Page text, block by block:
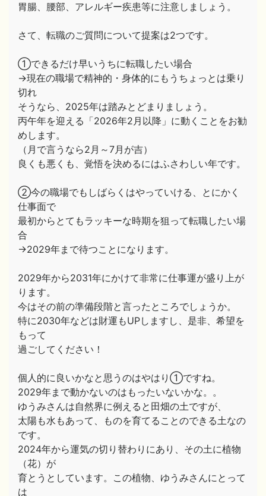
胃腸、腰部、アレルギー疾患等に注意しましょう。
さて、転職のご質問について提案は2つです。
①できるだけ早いうちに転職したい場合
→現在の職場で精神的・身体的にもうちょっとは乗り
切れ
そうなら、2025年は踏みとどまりましょう。
丙午年を迎える「2026年2月以降」に動くことをお勧
めします。
（月で言うなら2月～7月が吉）
良くも悪くも、覚悟を決めるにはふさわしい年です。
②今の職場でもしばらくはやっていける、とにかく
仕事面で
最初からとてもラッキーな時期を狙って転職したい場
合
→2029年まで待つことになります。
2029年から2031年にかけて非常に仕事運が盛り上が
ります。
今はその前の準備段階と言ったところでしょうか。
特に2030年などは財運もUPしますし、是非、希望を
もって
過ごしてください！
個人的に良いかなと思うのはやはり①ですね。
2029年まで動かないのはもったいないかな。。
ゆうみさんは自然界に例えると田畑の土ですが、
太陽も水もあって、ものを育てることのできる土なの
です。
2024年から運気の切り替わりにあり、その土に植物
（花）が
育とうとしています。この植物、ゆうみさんにとって
は